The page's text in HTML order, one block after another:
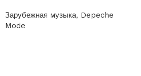
Зарубежная музыка, Depeche
Mode